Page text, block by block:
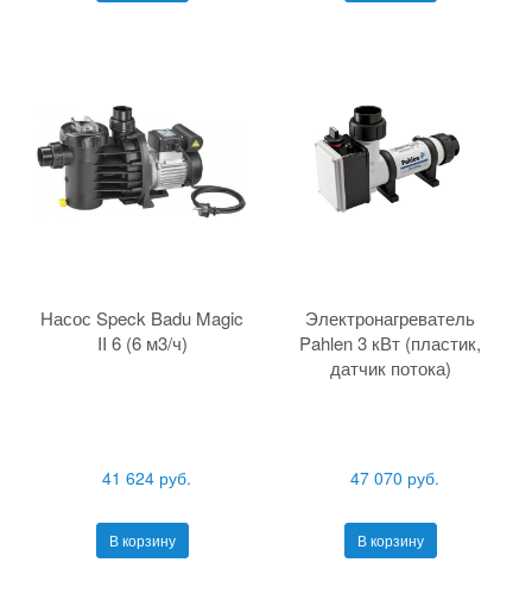
Насос Speck Badu Magic
II 6 (6 м3/ч)
41 624 руб.
В корзину
Электронагреватель
Pahlen 3 кВт (пластик,
датчик потока)
47 070 руб.
В корзину